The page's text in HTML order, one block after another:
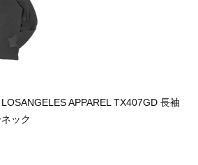
APPAREL TX407GD 長袖
ック